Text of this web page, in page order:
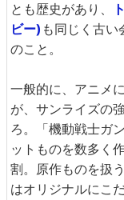
とも歴史があり、
ビー) も同じく古い
のこと。
一般的に、アニメ
が、サンライズの
ろ。「機動戦士ガ
ットものを数多く
割。原作ものを扱
はオリジナルにこ